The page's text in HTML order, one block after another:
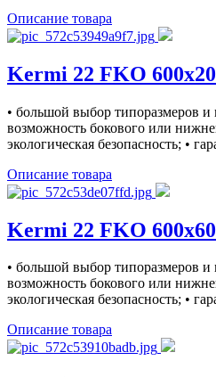
Описание товара
Kermi 22 FKO
• большой выбор типоразмеров и
возможность бокового или
экологическая безопасность; •
Описание товара
Kermi 22 FKO
• большой выбор типоразмеров и
возможность бокового или
экологическая безопасность; •
Описание товара